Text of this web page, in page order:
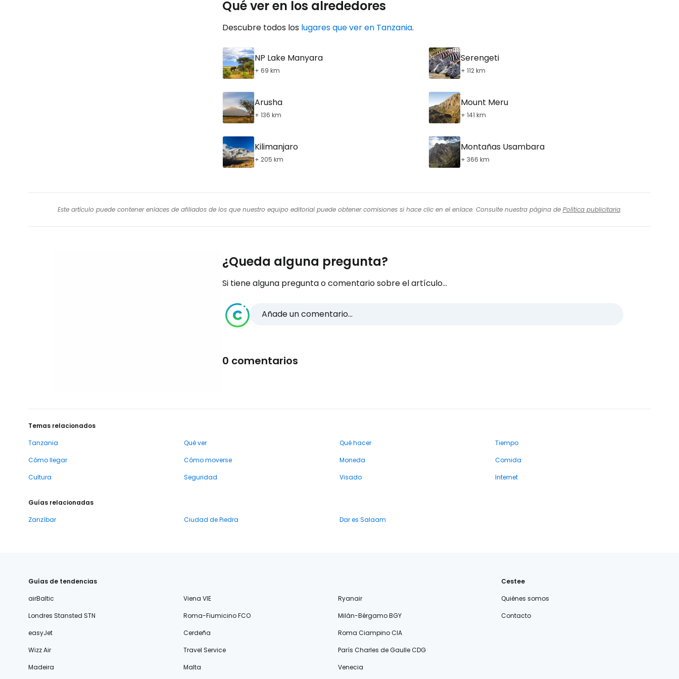
Qué ver en los alrededores
Descubre todos los lugares que ver en Tanzania.
NP Lake Manyara
+ 69 km
Serengeti
+ 112 km
Arusha
+ 136 km
Mount Meru
+ 141 km
Kilimanjaro
+ 205 km
Montañas Usambara
+ 366 km
Este artículo puede contener enlaces de afiliados de los que nuestro equipo editorial puede obtener comisiones si hace clic en el enlace. Consulte nuestra página de Política publicitaria.
¿Queda alguna pregunta?
Si tiene alguna pregunta o comentario sobre el artículo...
Añade un comentario...
0 comentarios
Temas relacionados
Tanzania
Qué ver Qué hacer
Tiempo
Cómo llegar
Cómo moverse Moneda
Comida
Cultura
Seguridad Visado Internet
Guías relacionadas
Zanzíbar
Ciudad de Piedra Dar es Salaam
Guías de tendencias
airBaltic
Viena VIE
Ryanair
Londres Stansted STN
Roma-Fiumicino FCO
Milán-Bérgamo BGY
easyJet
Cerdeña
Roma Ciampino CIA
Wizz Air
Travel Service
París Charles de Gaulle CDG
Madeira
Malta Venecia
Cestee
Quiénes somos
Contacto